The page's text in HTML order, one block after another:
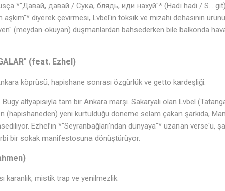
*"Давай, давай / Сука, блядь, иди нахуй"* (Hadi hadi / S...
diyerek çevirmesi, Lvbel'in toksik ve mizahi dehasının
(meydan okuyan) düşmanlardan bahsederken bile balkonda
(feat. Ezhel)
köprüsü, hapishane sonrası özgürlük ve getto kardeşliği.
altyapısıyla tam bir Ankara marşı. Sakaryalı olan Lvbel
(hapishaneden) yeni kurtulduğu döneme selam çakan şarkıda,
Ezhel’in *"Seyranbağları'ndan dünyaya"* uzanan verse'ü,
bir sokak manifestosuna dönüştürüyor.
karanlık, mistik trap ve yenilmezlik.